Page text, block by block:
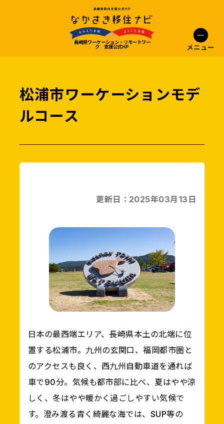
長崎県ワーケーション・リモートワー
ク 支援公式HP
メニュー
松浦市ワーケーションモデ
ルコース
更新日：2025年03月13日
日本の最西端エリア、長崎県本土の北端に位
置する松浦市。九州の玄関口、福岡都市圏と
のアクセスも良く、西九州自動車道を通れば
車で90分。気候も都市部に比べ、夏はやや涼
しく、冬はやや暖かく過ごしやすい気候で
す。澄み渡る青く綺麗な海では、SUP等の